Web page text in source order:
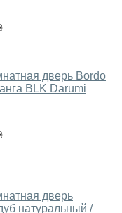
дверь Bordo
BLK Darumi
дверь
натуральный /